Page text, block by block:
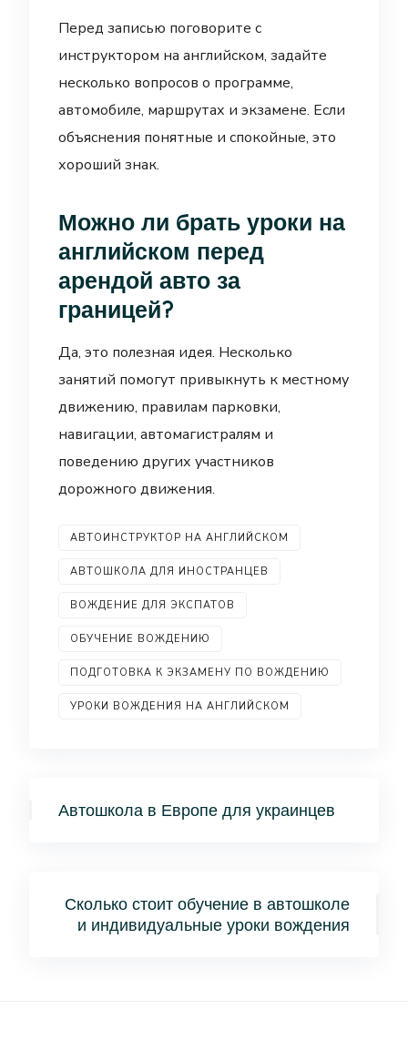
Перед записью поговорите с
инструктором на английском, задайте
несколько вопросов о программе,
автомобиле, маршрутах и экзамене. Если
объяснения понятные и спокойные, это
хороший знак.
Можно ли брать уроки на
английском перед
арендой авто за
границей?
Да, это полезная идея. Несколько
занятий помогут привыкнуть к местному
движению, правилам парковки,
навигации, автомагистралям и
поведению других участников
дорожного движения.
АВТОИНСТРУКТОР НА АНГЛИЙСКОМ
АВТОШКОЛА ДЛЯ ИНОСТРАНЦЕВ
ВОЖДЕНИЕ ДЛЯ ЭКСПАТОВ
ОБУЧЕНИЕ ВОЖДЕНИЮ
ПОДГОТОВКА К ЭКЗАМЕНУ ПО ВОЖДЕНИЮ
УРОКИ ВОЖДЕНИЯ НА АНГЛИЙСКОМ
Автошкола в Европе для украинцев
Сколько стоит обучение в автошколе
и индивидуальные уроки вождения